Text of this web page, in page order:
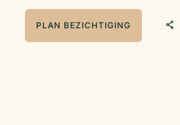
PLAN BEZICHTIGING